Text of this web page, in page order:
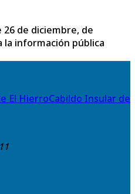
26 de diciembre, de
la información pública
Cabildo Insular de